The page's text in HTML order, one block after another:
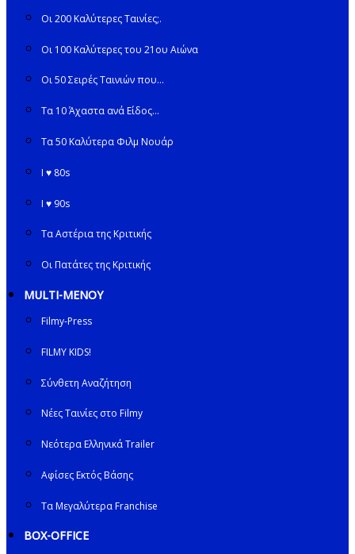
Οι 200 Καλύτερες Ταινίες;.
Οι 100 Καλύτερες του 21ου Αιώνα
Οι 50 Σειρές Ταινιών που…
Τα 10 Άχαστα ανά Είδος…
Τα 50 Καλύτερα Φιλμ Νουάρ
I ♥ 80s
I ♥ 90s
Τα Αστέρια της Κριτικής
Οι Πατάτες της Κριτικής
MULTI-ΜΕΝΟΥ
Filmy-Press
FILMY KIDS!
Σύνθετη Αναζήτηση
Νέες Ταινίες στο Filmy
Νεότερα Ελληνικά Trailer
Αφίσες Εκτός Βάσης
Τα Μεγαλύτερα Franchise
BOX-OFFICE